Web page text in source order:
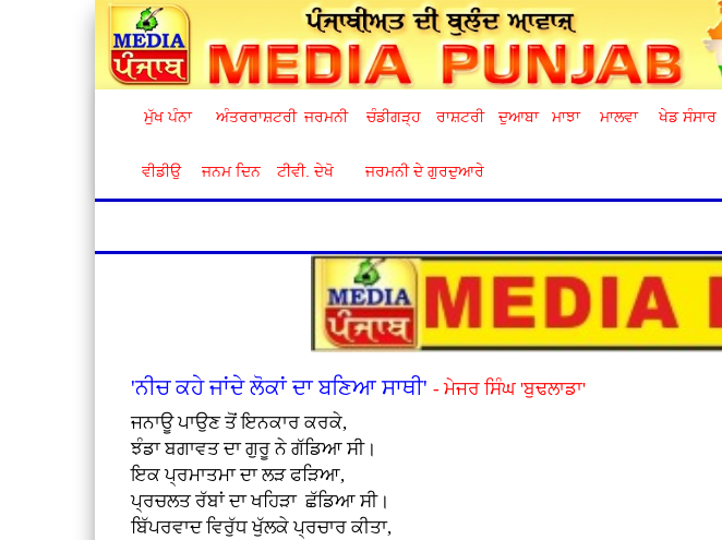
ਮੁੱਖ ਪੰਨਾ ਅੰਤਰਰਾਸ਼ਟਰੀ ਜਰਮਨੀ ਚੰਡੀਗੜ੍ਹ ਰਾਸ਼ਟਰੀ ਦੁਆਬਾ ਮਾਝਾ ਮਾਲਵਾ ਖੇਡ ਸੰਸਾਰ
ਵੀਡੀਉ ਜਨਮ ਦਿਨ ਟੀਵੀ. ਦੇਖੋ ਜਰਮਨੀ ਦੇ ਗੁਰਦੁਆਰੇ
'ਨੀਚ ਕਹੇ ਜਾਂਦੇ ਲੋਕਾਂ ਦਾ ਬਣਿਆ ਸਾਥੀ'- ਮੇਜਰ ਸਿੰਘ 'ਬੁਢਲਾਡਾ'
ਜਨਾਊ ਪਾਉਣ ਤੋਂ ਇਨਕਾਰ ਕਰਕੇ,
ਝੰਡਾ ਬਗਾਵਤ ਦਾ ਗੁਰੂ ਨੇ ਗੱਡਿਆ ਸੀ।
ਇਕ ਪ੍ਰਮਾਤਮਾ ਦਾ ਲੜ ਫੜਿਆ,
ਪ੍ਰਚਲਤ ਰੱਬਾਂ ਦਾ ਖਹਿੜਾ ਛੱਡਿਆ ਸੀ।
ਬਿੱਪਰਵਾਦ ਵਿਰੁੱਧ ਖੁੱਲਕੇ ਪ੍ਰਚਾਰ ਕੀਤਾ,